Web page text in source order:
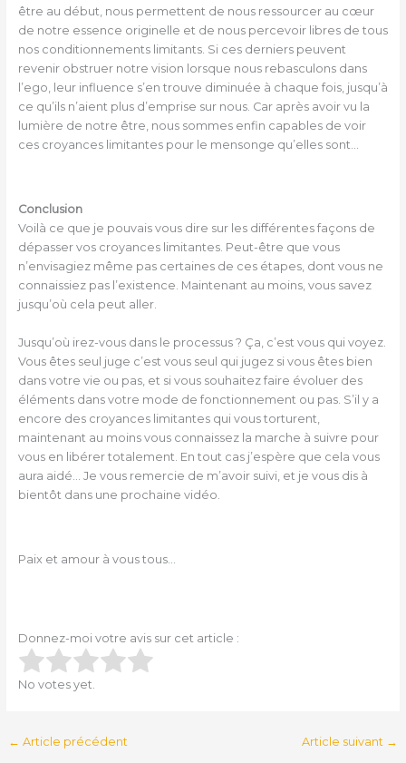
être au début, nous permettent de nous ressourcer au cœur
de notre essence originelle et de nous percevoir libres de tous
nos conditionnements limitants. Si ces derniers peuvent
revenir obstruer notre vision lorsque nous rebasculons dans
l’ego, leur influence s’en trouve diminuée à chaque fois, jusqu’à
ce qu’ils n’aient plus d’emprise sur nous. Car après avoir vu la
lumière de notre être, nous sommes enfin capables de voir
ces croyances limitantes pour le mensonge qu’elles sont…
Conclusion
Voilà ce que je pouvais vous dire sur les différentes façons de
dépasser vos croyances limitantes. Peut-être que vous
n’envisagiez même pas certaines de ces étapes, dont vous ne
connaissiez pas l’existence. Maintenant au moins, vous savez
jusqu’où cela peut aller.
Jusqu’où irez-vous dans le processus ? Ça, c’est vous qui voyez.
Vous êtes seul juge c’est vous seul qui jugez si vous êtes bien
dans votre vie ou pas, et si vous souhaitez faire évoluer des
éléments dans votre mode de fonctionnement ou pas. S’il y a
encore des croyances limitantes qui vous torturent,
maintenant au moins vous connaissez la marche à suivre pour
vous en libérer totalement. En tout cas j’espère que cela vous
aura aidé… Je vous remercie de m’avoir suivi, et je vous dis à
bientôt dans une prochaine vidéo.
Paix et amour à vous tous…
Donnez-moi votre avis sur cet article :
Rate this item:
No votes yet.
← Article précédent Article suivant →